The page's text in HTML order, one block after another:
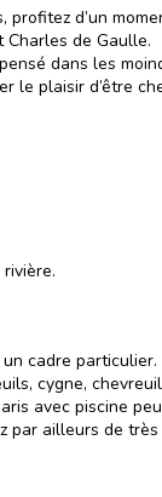
profitez d’un
Charles de Gaulle.
dans les
le plaisir d’être
cadre particulier.
cygne,
avec piscine
par ailleurs de